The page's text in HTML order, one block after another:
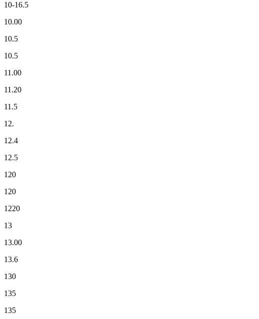
10-16.5
10.00
10.5
10.5
11.00
11.20
11.5
12.
12.4
12.5
120
120
1220
13
13.00
13.6
130
135
135